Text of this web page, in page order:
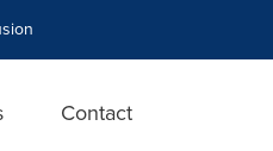
Contact